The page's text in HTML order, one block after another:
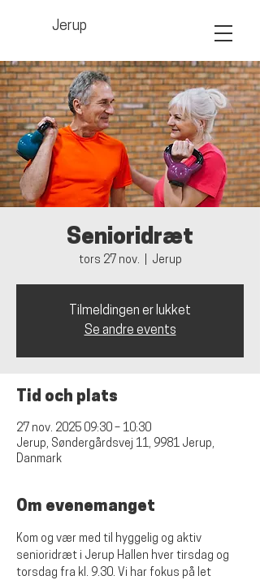
Jerup
Senioridræt
tors 27 nov. Jerup
Tilmeldingen er lukket
Se andre events
Tid och plats
27 nov. 2025 09:30 – 10:30
Jerup, Søndergårdsvej 11, 9981 Jerup,
Danmark
Om evenemanget
Kom og vær med til hyggelig og aktiv
senioridræt i Jerup Hallen hver tirsdag og
torsdag fra kl. 9.30. Vi har fokus på let